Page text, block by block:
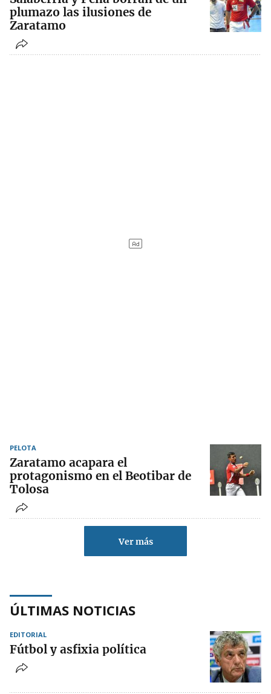
plumazo las ilusiones de
Zaratamo
PELOTA
Zaratamo acapara el
protagonismo en el Beotibar de
Tolosa
Ver más
ÚLTIMAS NOTICIAS
EDITORIAL
Fútbol y asfixia política